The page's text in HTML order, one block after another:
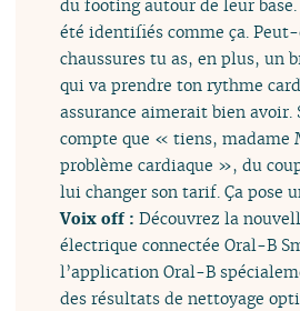
du footing autour de leur
été identifiés comme ça. Peut-
chaussures tu as, en plus, un
qui va prendre ton rythme
assurance aimerait bien avoir.
compte que « tiens, madame
problème cardiaque », du
lui changer son tarif. Ça pose
Voix off :Découvrez la
électrique connectée Oral-B
l’application Oral-B
des résultats de nettoyage